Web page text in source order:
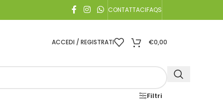
CONTATTACIFAQS
ACCEDI / REGISTRATI €0,00
Filtri